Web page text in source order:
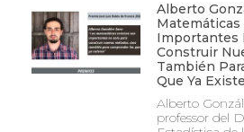
Alberto
Matemáticas
Importantes
Construir
También
Que Ya
Alberto
professor del